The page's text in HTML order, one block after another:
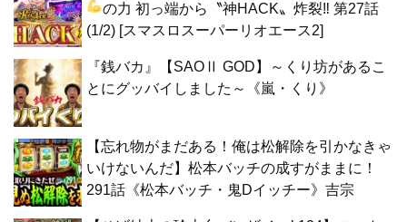
の力 初っ端から〝神HACK〟炸裂‼ 第27話
(1/2) [スマスロスーパーリオエース2]
『銭バカ』【SAOⅡ GOD】～くり坊があるこ
とにグッバイしました～《嵐・くり》
【忘れ物がまだある！俺は松解除を引かなきゃ
いけないんだ】松本バッチの成すがままに！
291話《松本バッチ・鬼Dイッチー》吉宗